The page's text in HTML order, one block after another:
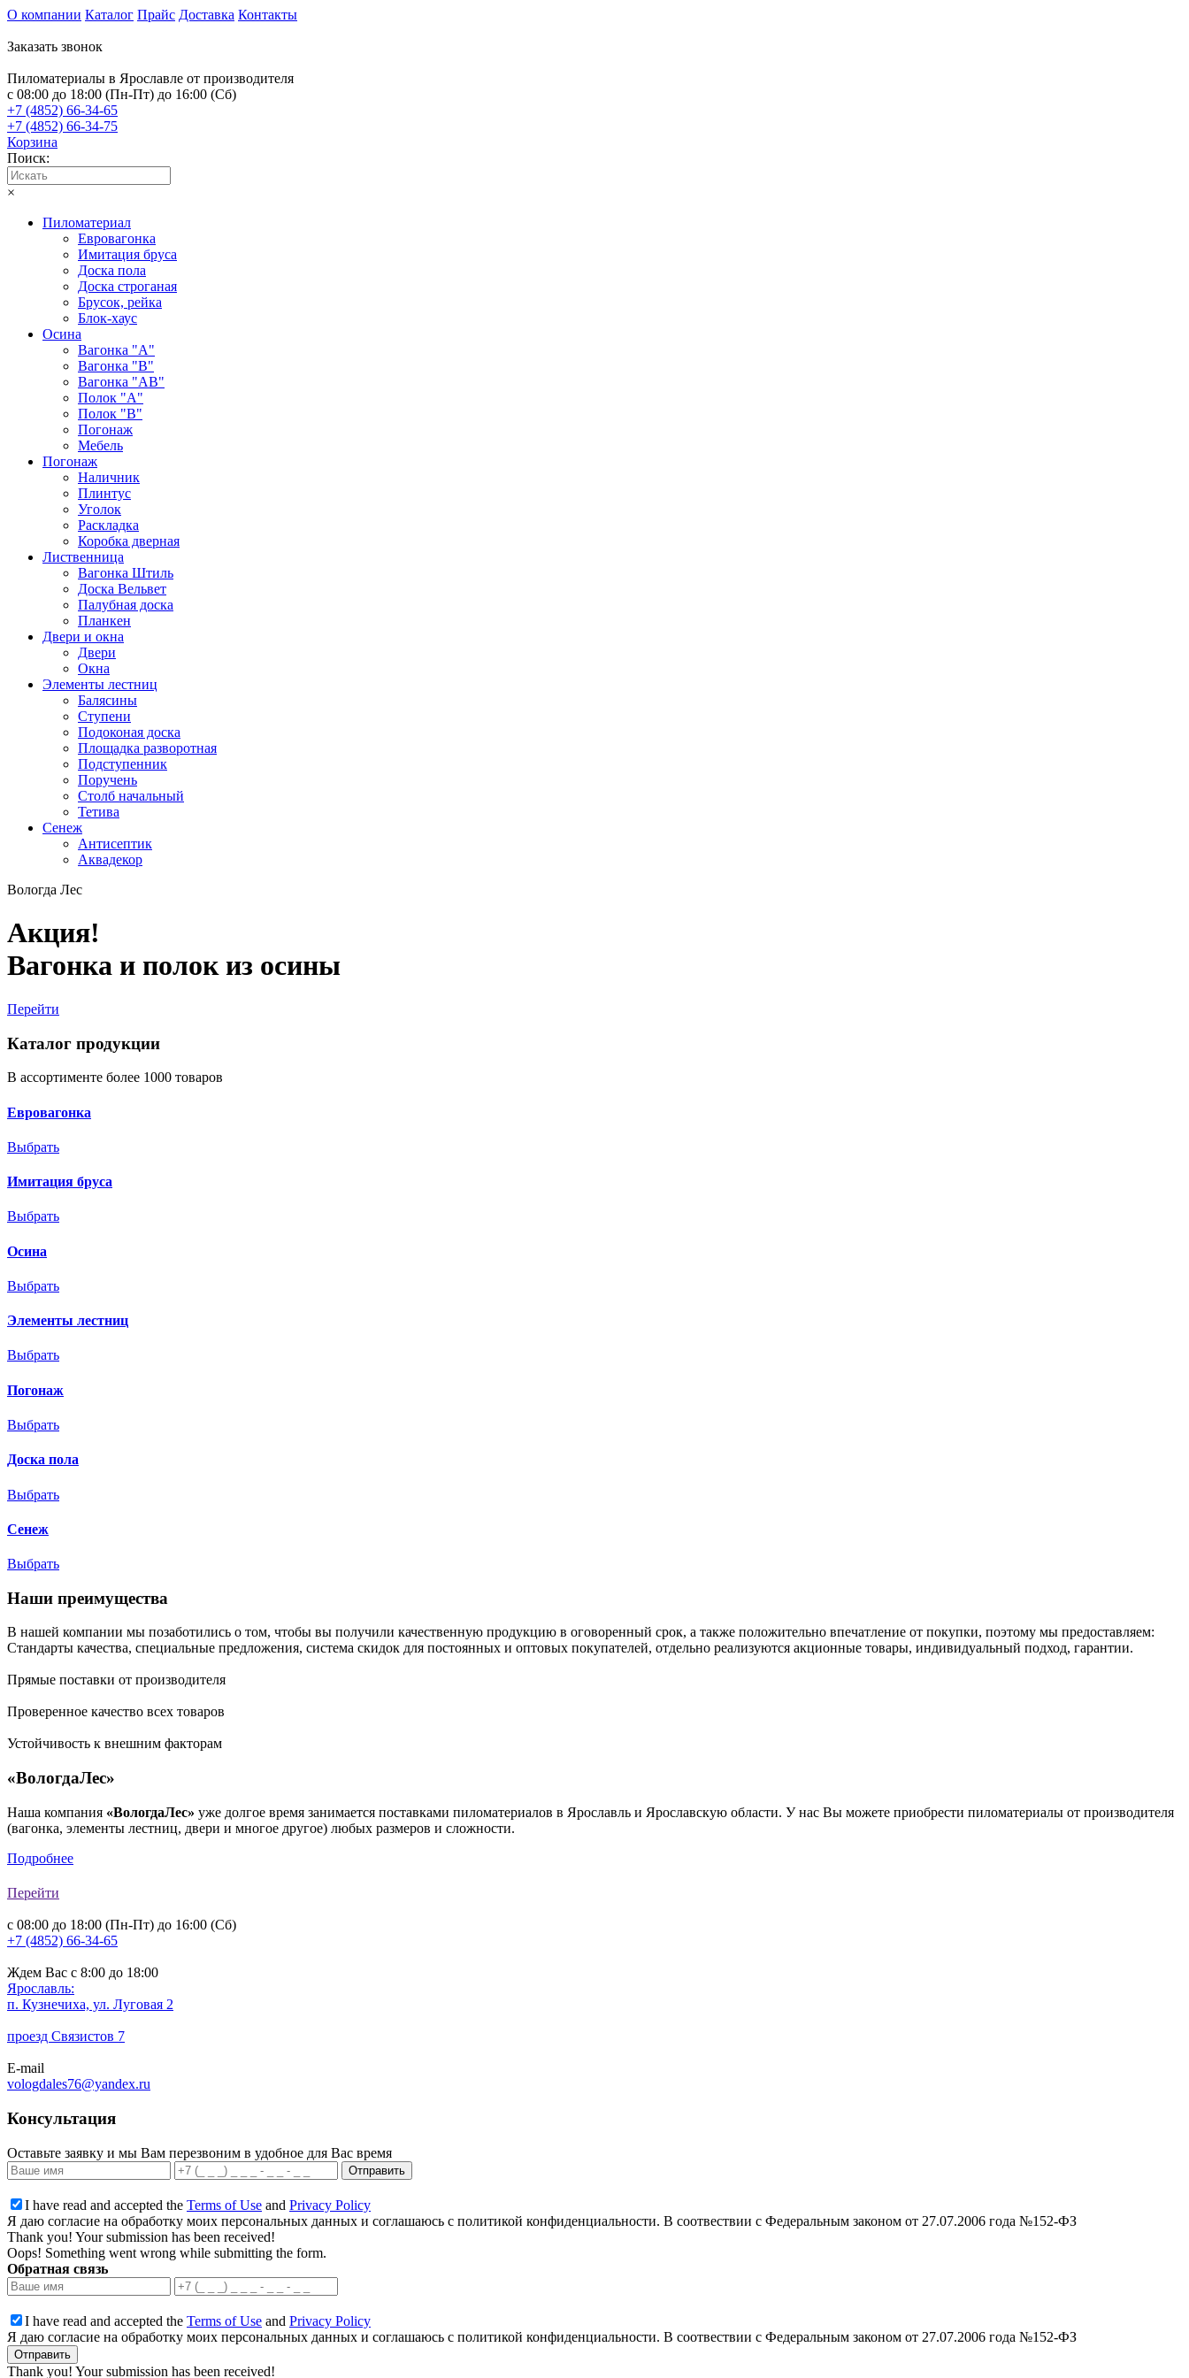
О компании Каталог Прайс Доставка Контакты
Заказать звонок
Пиломатериалы в Ярославле от производителя
с 08:00 до 18:00 (Пн-Пт) до 16:00 (Сб)
+7 (4852) 66-34-65
+7 (4852) 66-34-75
Корзина
Поиск:
×
Пиломатериал
Евровагонка
Имитация бруса
Доска пола
Доска строганая
Брусок, рейка
Блок-хаус
Осина
Вагонка "А"
Вагонка "B"
Вагонка "АB"
Полок "А"
Полок "B"
Погонаж
Мебель
Погонаж
Наличник
Плинтус
Уголок
Раскладка
Коробка дверная
Лиственница
Вагонка Штиль
Доска Вельвет
Палубная доска
Планкен
Двери и окна
Двери
Окна
Элементы лестниц
Балясины
Ступени
Подоконая доска
Площадка разворотная
Подступенник
Поручень
Столб начальный
Тетива
Сенеж
Антисептик
Аквадекор
Вологда Лес
Акция!
Вагонка и полок из осины
Перейти
Каталог продукции
В ассортименте более 1000 товаров
Евровагонка
Выбрать
Имитация бруса
Выбрать
Осина
Выбрать
Элементы лестниц
Выбрать
Погонаж
Выбрать
Доска пола
Выбрать
Сенеж
Выбрать
Наши преимущества
В нашей компании мы позаботились о том, чтобы вы получили качественную продукцию в оговоренный срок, а также положительно впечатление от покупки, поэтому мы предоставляем:
Стандарты качества, специальные предложения, система скидок для постоянных и оптовых покупателей, отдельно реализуются акционные товары, индивидуальный подход, гарантии.
Прямые поставки от производителя
Проверенное качество всех товаров
Устойчивость к внешним факторам
«ВологдаЛес»
Наша компания «ВологдаЛес» уже долгое время занимается поставками пиломатериалов в Ярославль и Ярославскую области. У нас Вы можете приобрести пиломатериалы от производителя
(вагонка, элементы лестниц, двери и многое другое) любых размеров и сложности.
Подробнее
Перейти
с 08:00 до 18:00 (Пн-Пт) до 16:00 (Сб)
+7 (4852) 66-34-65
Ждем Вас с 8:00 до 18:00
Ярославль:
п. Кузнечиха, ул. Луговая 2
проезд Связистов 7
E-mail
vologdales76@yandex.ru
Консультация
Оставьте заявку и мы Вам перезвоним в удобное для Вас время
I have read and accepted the Terms of Use and Privacy Policy
Я даю согласие на обработку моих персональных данных и соглашаюсь с политикой конфиденциальности. В соотвествии с Федеральным законом от 27.07.2006 года №152-ФЗ
Thank you! Your submission has been received!
Oops! Something went wrong while submitting the form.
Обратная связь
I have read and accepted the Terms of Use and Privacy Policy
Я даю согласие на обработку моих персональных данных и соглашаюсь с политикой конфиденциальности. В соотвествии с Федеральным законом от 27.07.2006 года №152-ФЗ
Thank you! Your submission has been received!